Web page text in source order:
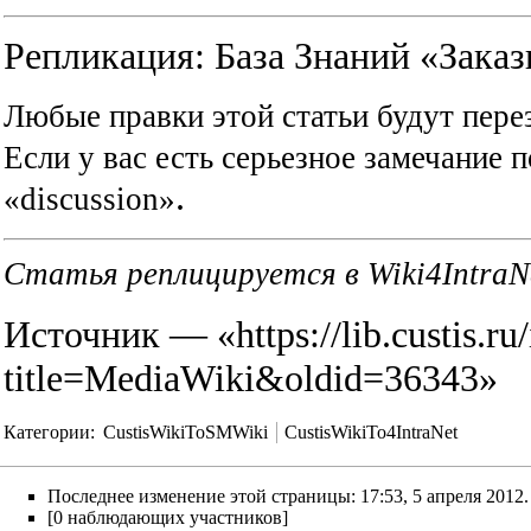
Репликация: База Знаний
Любые правки этой статьи будут
Если у вас есть серьезное замечание
«discussion».
Статья реплицируется в
Источник — «https://
title=MediaWiki&oldid=36343»
Категории: CustisWikiToSMWiki CustisWikiTo4IntraNet
Последнее изменение этой страницы: 17:53, 5 апреля 2012.
[0 наблюдающих участников]